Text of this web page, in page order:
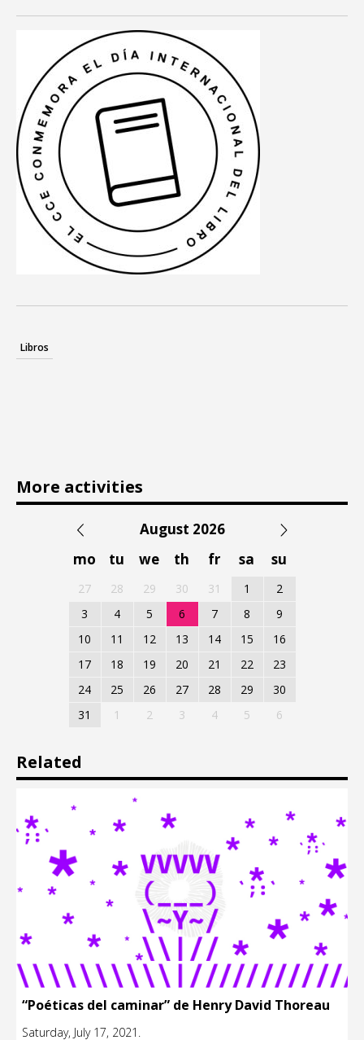
Libros
More activities
August 2026
mo
tu we th fr sa su
27 28 29 30 31 1
2
3
4 5 6 7 8
9
10
11 12 13 14 15
16
17
18 19 20 21 22
23
24
25 26 27 28 29
30
31
1 2 3 4 5 6
Related
“Poéticas del caminar” de Henry David Thoreau
Saturday, July 17, 2021.